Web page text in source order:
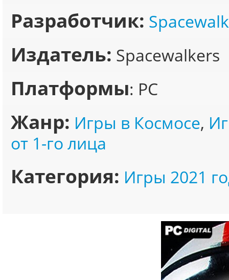
Разработчик:
Издатель: Spacewalkers
Платформы: PC
Жанр: Игры в Космосе,
от 1-го лица
Категория: Игры 2021